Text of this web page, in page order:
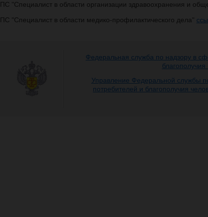
ПС "Специалист в области организации здравоохранения и
ПС "Специалист в области медико-профилактического дела"
Федеральная служба по надзору в
Управление Федеральной службы
потребителей и благополучия